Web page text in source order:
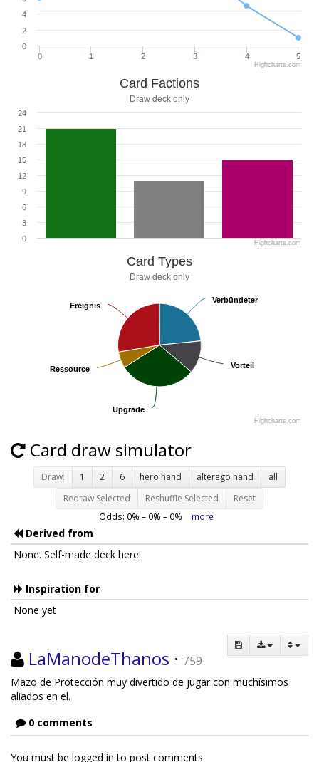
0 1 2 3 4 5
0
2
4
Highcharts.com
Card Factions
Draw deck only
0
3
6
9
12
15
18
21
24
Highcharts.com
Card Types
Draw deck only
Verbündeter
Verbündeter
Vorteil
Vorteil
Upgrade
Upgrade
Ressource
Ressource
Ereignis
Ereignis
Highcharts.com
Card draw simulator
Draw: 1 2 6 hero hand alterego hand
all
Redraw Selected
Reshuffle Selected Reset
Odds: 0% – 0% – 0% more
Derived from
None. Self-made deck here.
Inspiration for
None yet
LaManodeThanos · 759
Mazo de Protección muy divertido de jugar con muchísimos
aliados en el.
0 comments
You must be logged in to post comments.